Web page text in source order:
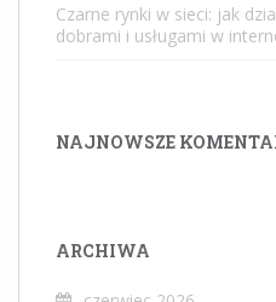
Czarne rynki w sieci: jak
dobrami i usługami w
NAJNOWSZE
ARCHIWA